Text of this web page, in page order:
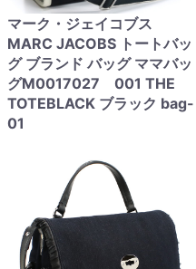
マーク・ジェイコブス
MARC JACOBS トートバッ
グ ブランド バッグ ママバッ
グM0017027 001 THE
TOTEBLACK ブラック bag-
01